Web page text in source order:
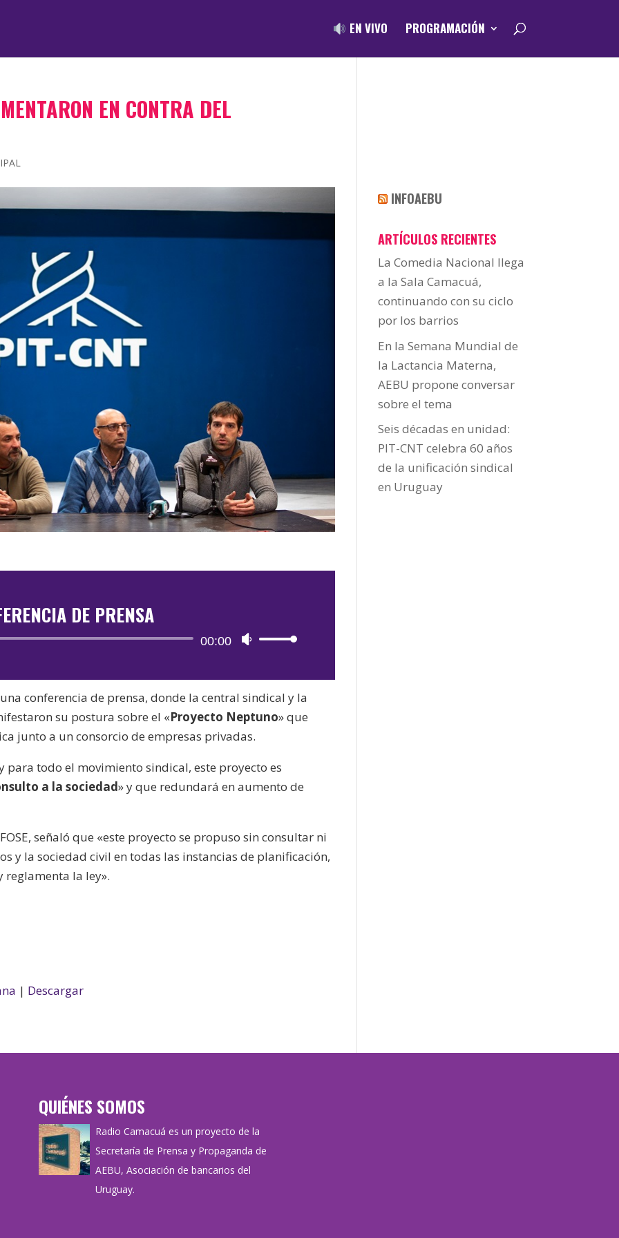
EN VIVO PROGRAMACIÓN
EN CONTRA DEL
DE PRENSA
Reproductor
audio
00:00
Utiliza
teclas
de
flecha
arriba/abajo
aumentar
o
el
volumen.
conferencia de prensa, donde la central sindical y la
su postura sobre el «Proyecto Neptuno» que
junto a un consorcio de empresas privadas.
para todo el movimiento sindical, este proyecto es
a la sociedad» y que redundará en aumento de
señaló que «este proyecto se propuso sin consultar ni
y la sociedad civil en todas las instancias de planificación,
reglamenta la ley».
| Descargar
INFOAEBU
ARTÍCULOS RECIENTES
La Comedia Nacional llega
a la Sala Camacuá,
continuando con su ciclo
por los barrios
En la Semana Mundial de
la Lactancia Materna,
AEBU propone conversar
sobre el tema
Seis décadas en unidad:
PIT-CNT celebra 60 años
de la unificación sindical
en Uruguay
QUIÉNES SOMOS
Radio Camacuá es un proyecto de la
Secretaría de Prensa y Propaganda de
AEBU, Asociación de bancarios del
Uruguay.